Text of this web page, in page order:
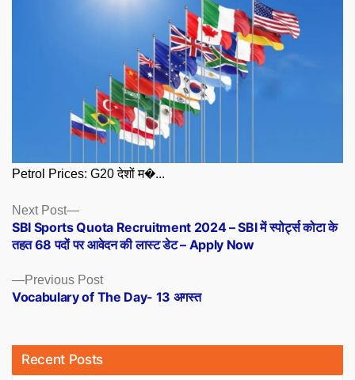
Petrol Prices: G20 देशों म�...
Posts
navigation
Previous PostPrevious
post:
Vocabulary of The Day- 13 अगस्त
Next Post
Next
post:
SBI Sports Quota Recruitment 2024 – SBI में स्पोर्ट्स कोटा के
तहत 68 पदों पर आवेदन की लास्ट डेट – Apply Now
Recent Posts